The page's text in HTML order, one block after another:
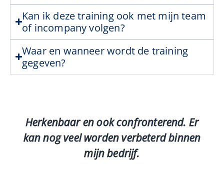
Kan ik deze training ook met mijn team
of incompany volgen?
Waar en wanneer wordt de training
gegeven?
Herkenbaar en ook confronterend. Er
kan nog veel worden verbeterd binnen
mijn bedrijf.